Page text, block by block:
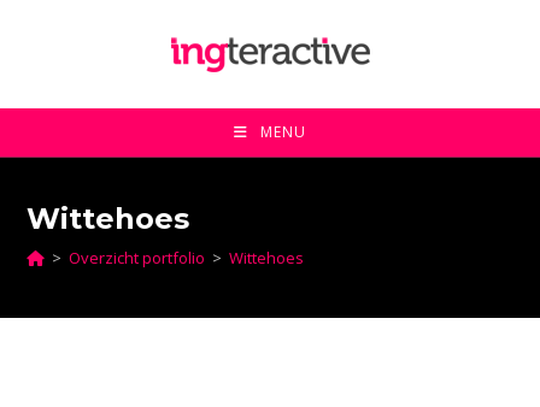
MENU
Wittehoes
> Overzicht portfolio > Wittehoes